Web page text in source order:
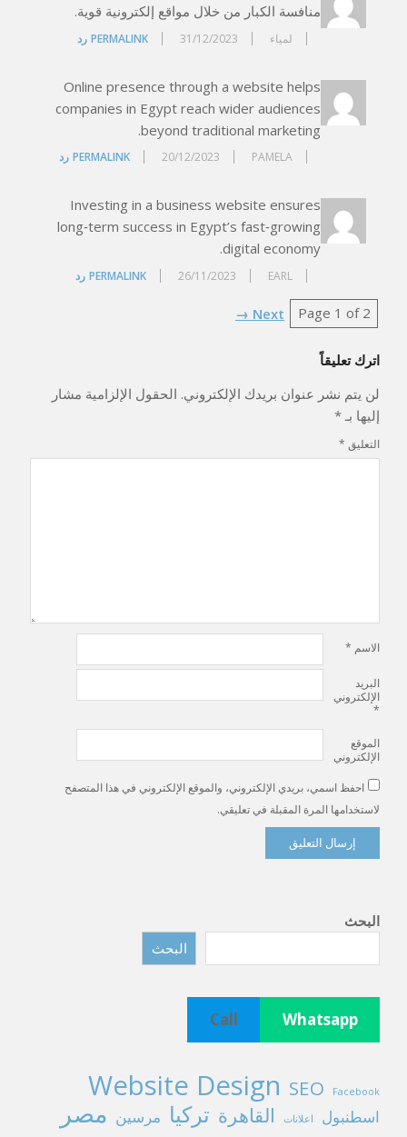
منافسة الكبار من خلال مواقع إلكترونية قوية.
لمياء 31/12/2023
PERMALINK رد
Online presence through a website helps
companies in Egypt reach wider audiences
beyond traditional marketing.
PAMELA
20/12/2023
PERMALINK رد
Investing in a business website ensures
long‑term success in Egypt’s fast‑growing
digital economy.
EARL
26/11/2023
PERMALINK رد
Comments
Navigation
Page 1 of 2
Next →
اترك تعليقاً
لن يتم نشر عنوان بريدك الإلكتروني. الحقول الإلزامية مشار
إليها بـ *
التعليق *
الاسم *
البريد
الإلكتروني
*
الموقع
الإلكتروني
احفظ اسمي، بريدي الإلكتروني، والموقع الإلكتروني في هذا المتصفح
لاستخدامها المرة المقبلة في تعليقي.
البحث
البحث
Whatsapp
Call
Facebook
SEO
Website Design
اسطنبول اعلانات القاهرة تركيا مرسين مصر